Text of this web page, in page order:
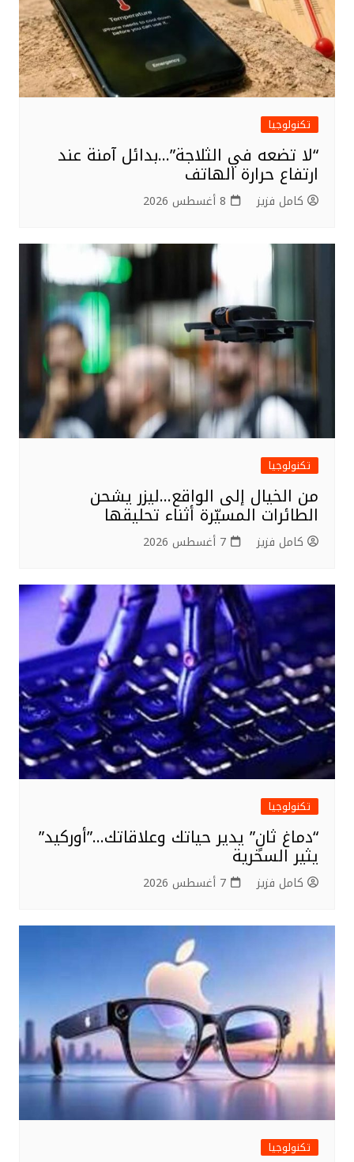
تكنولوجيا
“لا تضعه في الثلاجة”…بدائل آمنة عند
ارتفاع حرارة الهاتف
كامل فزيز 8 أغسطس 2026
تكنولوجيا
من الخيال إلى الواقع…ليزر يشحن
الطائرات المسيّرة أثناء تحليقها
كامل فزيز 7 أغسطس 2026
تكنولوجيا
“دماغ ثانٍ” يدير حياتك وعلاقاتك…”أوركيد”
يثير السخرية
كامل فزيز 7 أغسطس 2026
تكنولوجيا